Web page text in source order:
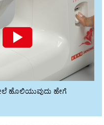
ಹೊಲಿಯುವುದು ಹೇಗೆ